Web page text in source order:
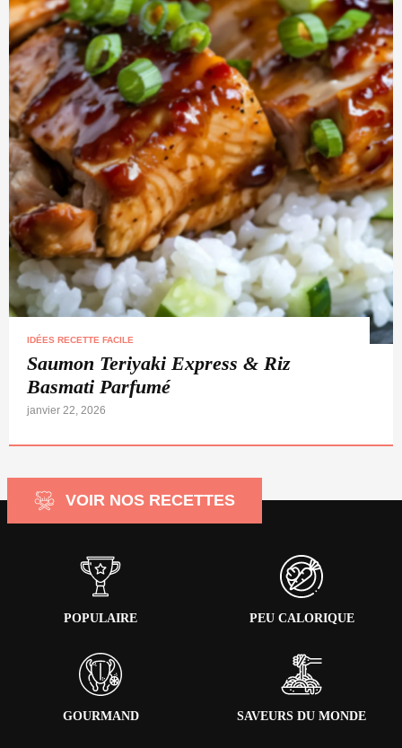
IDÉES RECETTE FACILE
Saumon Teriyaki Express & Riz
Basmati Parfumé
janvier 22, 2026
VOIR NOS RECETTES
POPULAIRE PEU CALORIQUE
GOURMAND SAVEURS DU MONDE